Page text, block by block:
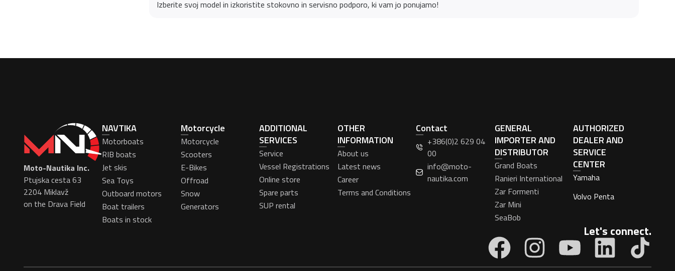
Izberite svoj model in izkoristite stokovno in servisno podporo, ki vam jo ponujamo!
Moto-Nautika Inc.
Ptujska cesta 63
2204 Miklavž
on the Drava Field
NAVTIKA
Motorboats
RIB boats
Jet skis
Sea Toys
Outboard motors
Boat trailers
Boats in stock
Motorcycle
Motorcycle
Scooters
E-Bikes
Offroad
Snow
Generators
ADDITIONAL
SERVICES
Service
Vessel Registrations
Online store
Spare parts
SUP rental
OTHER
INFORMATION
About us
Latest news
Career
Terms and Conditions
Contact
+386(0)2 629 04
00
info@moto-
nautika.com
GENERAL
IMPORTER AND
DISTRIBUTOR
Grand Boats
Ranieri International
Zar Formenti
Zar Mini
SeaBob
AUTHORIZED
DEALER AND
SERVICE
CENTER
Yamaha
Volvo Penta
Let's connect.